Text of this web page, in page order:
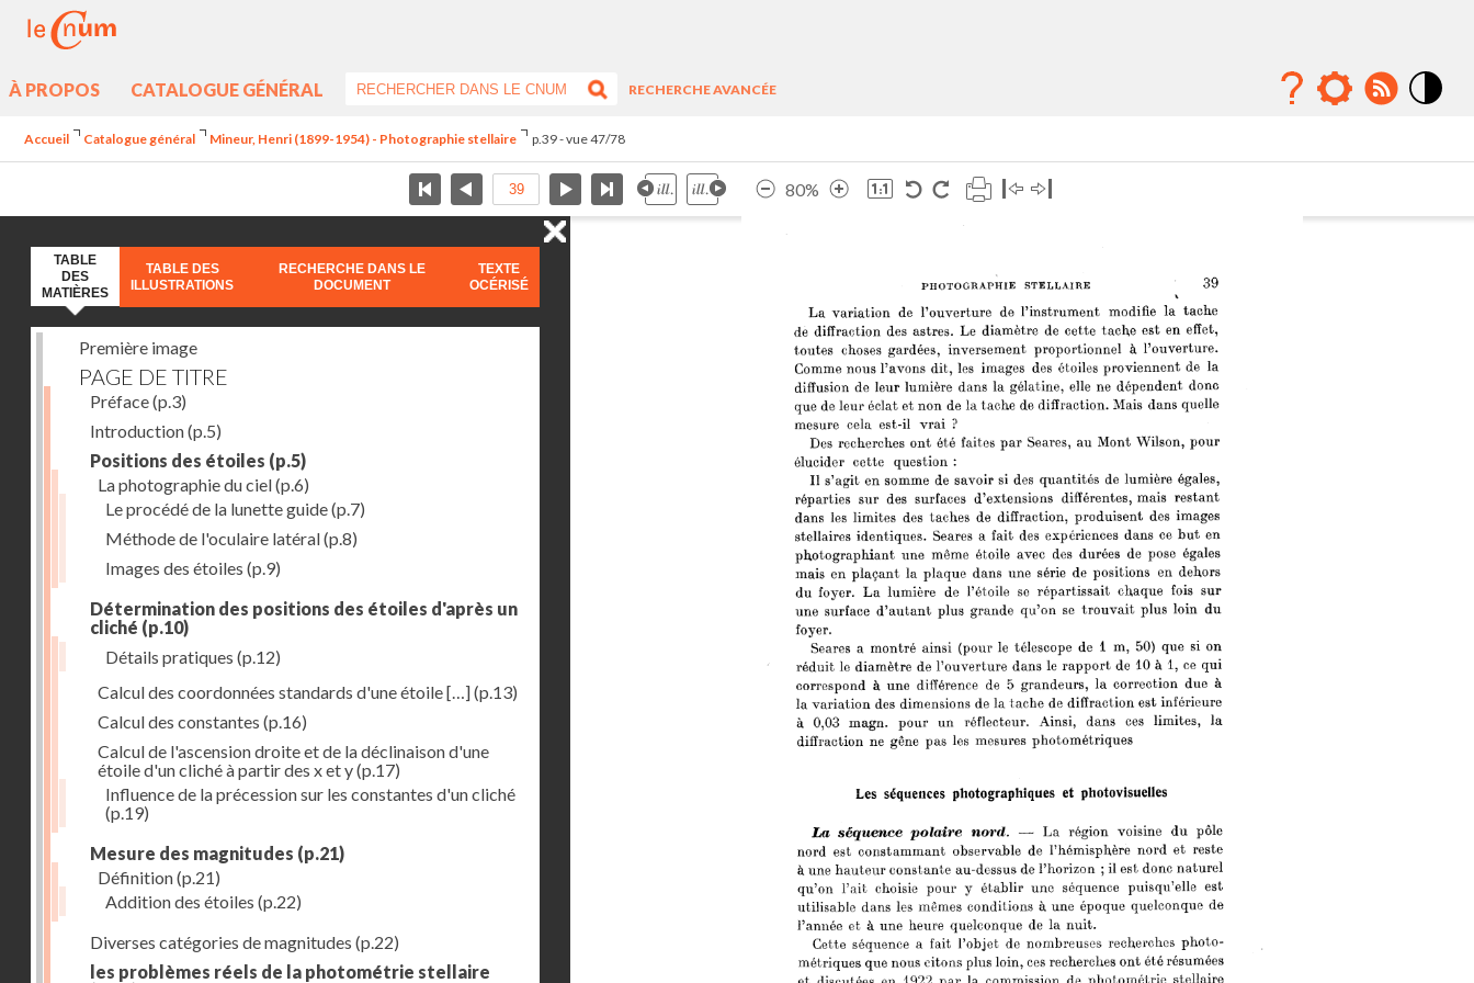
À PROPOS CATALOGUE GÉNÉRAL
RECHERCHE AVANCÉE
Accueil Catalogue général Mineur, Henri (1899-1954) - Photographie stellaire p.39 - vue 47/78
80%
TABLE
DES
MATIÈRES
TABLE DES
ILLUSTRATIONS
RECHERCHE DANS LE
DOCUMENT
TEXTE
OCÉRISÉ
Première image
PAGE DE TITRE
Préface(p.3)
Introduction(p.5)
Positions des étoiles (p.5)
La photographie du ciel(p.6)
Le procédé de la lunette guide(p.7)
Méthode de l'oculaire latéral(p.8)
Images des étoiles (p.9)
Détermination des positions des étoiles d'après un
cliché (p.10)
Détails pratiques (p.12)
Calcul des coordonnées standards d'une étoile […](p.13)
Calcul des constantes (p.16)
Calcul de l'ascension droite et de la déclinaison d'une
étoile d'un cliché à partir des x et y(p.17)
Influence de la précession sur les constantes d'un cliché
(p.19)
Mesure des magnitudes (p.21)
Définition(p.21)
Addition des étoiles (p.22)
Diverses catégories de magnitudes (p.22)
les problèmes réels de la photométrie stellaire